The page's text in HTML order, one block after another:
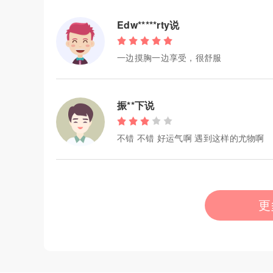
Edw*****rty说
一边摸胸一边享受，很舒服
振**下说
不错 不错 好运气啊 遇到这样的尤物啊